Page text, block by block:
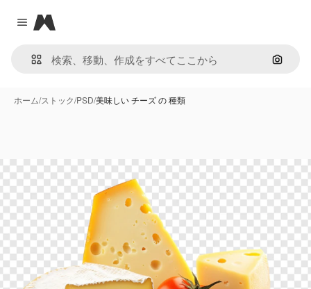
Close menu
Magnific
画像で
ホーム/ストック/PSD/美味しい チーズ の 種類